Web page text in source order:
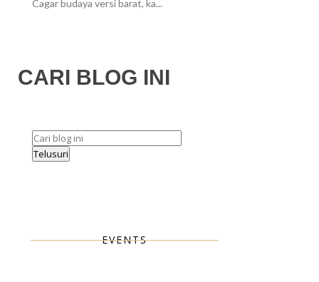
Cagar budaya versi barat, ka...
CARI BLOG INI
EVENTS